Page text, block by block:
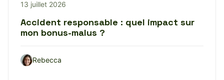
13 juillet 2026
Accident responsable : quel impact sur
mon bonus-malus ?
Rebecca